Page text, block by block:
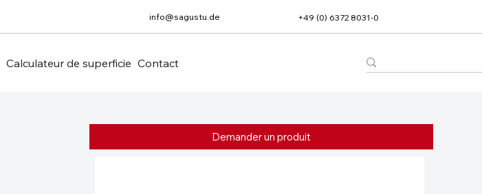
info@sagustu.de +49 (0) 6372 8031-0
Calculateur de superficie Contact
Demander un produit